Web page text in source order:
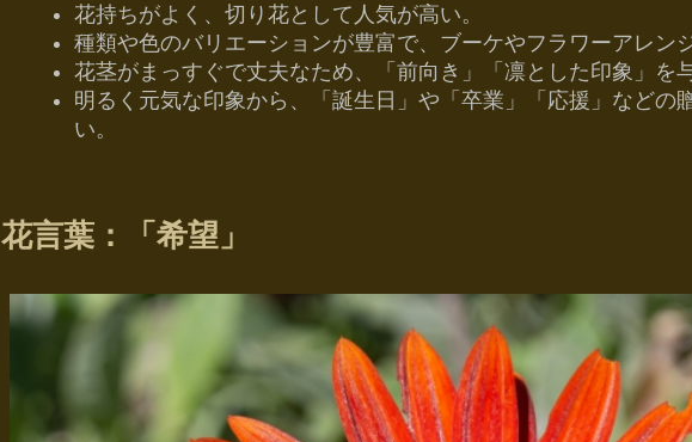
花持ちがよく、切り花として人気が高い。
種類や色のバリエーションが豊富で、ブーケやフラワーアレン
花茎がまっすぐで丈夫なため、「前向き」「凛とした印象」を
明るく元気な印象から、「誕生日」や「卒業」「応援」などの
い。
花言葉：「希望」